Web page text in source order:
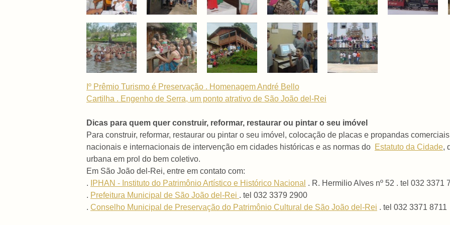
Iº Prêmio Turismo é Preservação . Homenagem André Bello
Cartilha . Engenho de Serra, um ponto atrativo de São João del-Rei
Dicas para quem quer construir, reformar, restaurar ou pintar o seu imóvel
Para construir, reformar, restaurar ou pintar o seu imóvel, colocação de placas e propandas
nacionais e internacionais de intervenção em cidades históricas e as normas do Estatuto da Cidade,
urbana em prol do bem coletivo.
Em São João del-Rei, entre em contato com:
.
IPHAN - Instituto do Patrimônio Artístico e Histórico Nacional . R. Hermilio Alves nº 52 . tel 032 3371
. Prefeitura Municipal de São João del-Rei . tel 032 3379 2900
. Conselho Municipal de Preservação do Patrimônio Cultural de São João del-Rei . tel 032 3371 8711